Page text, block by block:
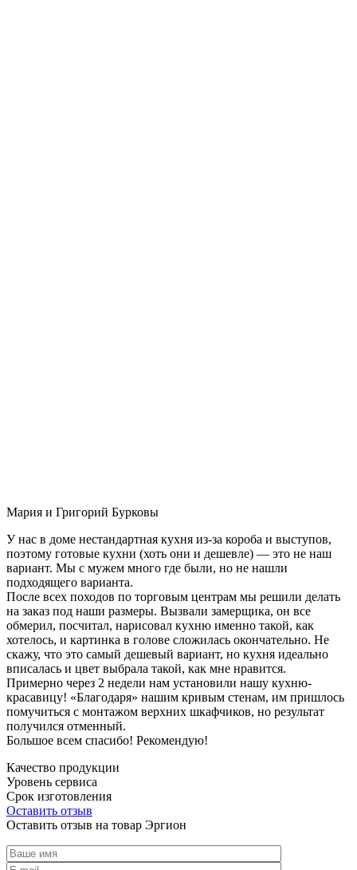
Мария и Григорий Бурковы
У нас в доме нестандартная кухня из-за короба и выступов,
поэтому готовые кухни (хоть они и дешевле) — это не наш
вариант. Мы с мужем много где были, но не нашли
подходящего варианта.
После всех походов по торговым центрам мы решили делать
на заказ под наши размеры. Вызвали замерщика, он все
обмерил, посчитал, нарисовал кухню именно такой, как
хотелось, и картинка в голове сложилась окончательно. Не
скажу, что это самый дешевый вариант, но кухня идеально
вписалась и цвет выбрала такой, как мне нравится.
Примерно через 2 недели нам установили нашу кухню-
красавицу! «Благодаря» нашим кривым стенам, им пришлось
помучиться с монтажом верхних шкафчиков, но результат
получился отменный.
Большое всем спасибо! Рекомендую!
Качество продукции
Уровень сервиса
Срок изготовления
Оставить отзыв
Оставить отзыв на товар Эргион